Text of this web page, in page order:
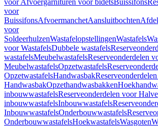
voor Afvoergarnituren voor bidetsBuissifons
voor
BuissifonsAfvoermanchetAansluitbochten
voor
SoldeerhulzenWastafelopstellingenWastafels
voor WastafelsDubbele wastafels
wastafelsMeubelwastafelsReserveonderdelen
MeubelwastafelsOpzetwastafels
OpzetwastafelsHandwasbak
HandwasbakOpzethandwasbakken
inbouwwastafelsReserveonderdelen voor Halve
inbouwwastafelsInbouwwastafels
InbouwwastafelsOnderbouwwastafels
OnderbouwwastafelsHoekwastafelsWasgoten